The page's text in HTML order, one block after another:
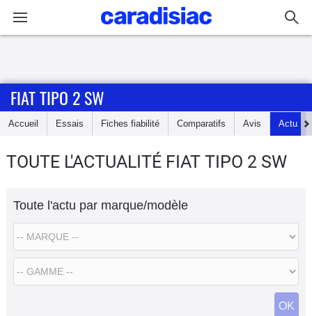
Accueil
Essais
Guide
d'achat
Electriques
FIAT TIPO 2 SW
Accueil Essais Fiches fiabilité Comparatifs Avis Actu
TOUTE L'ACTUALITÉ FIAT TIPO 2 SW
Toute l'actu par marque/modèle
OK